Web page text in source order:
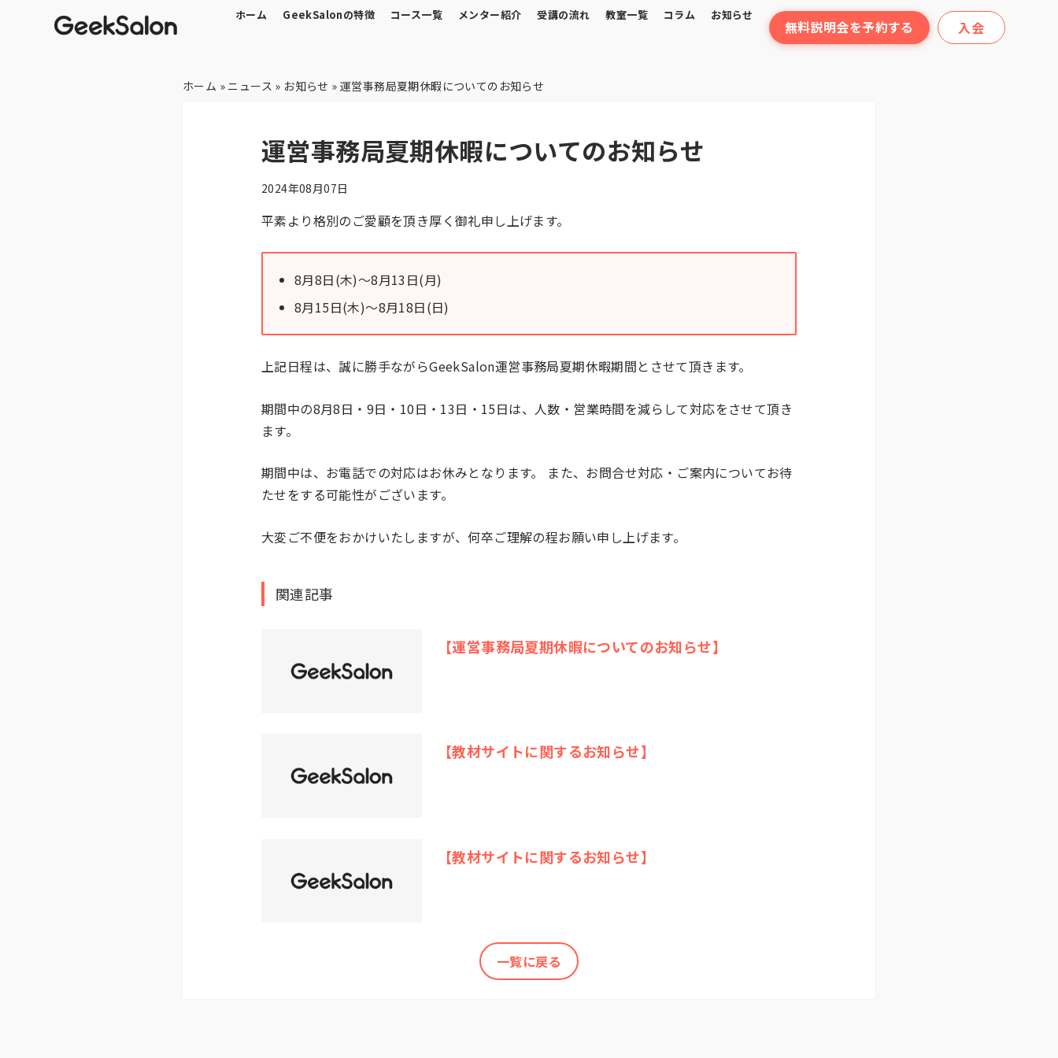
ホーム GeekSalonの特徴 コース一覧 メンター紹介 受講の流れ 教室一覧 コラム お知らせ
無料説明会を予約する 入会
ホーム » ニュース » お知らせ »運営事務局夏期休暇についてのお知らせ
運営事務局夏期休暇についてのお知らせ
2024年08月07日
平素より格別のご愛顧を頂き厚く御礼申し上げます。
8月8日(木)〜8月13日(月)
8月15日(木)〜8月18日(日)
上記日程は、誠に勝手ながらGeekSalon運営事務局夏期休暇期間とさせて頂きます。
期間中の8月8日・9日・10日・13日・15日は、人数・営業時間を減らして対応をさせて頂き
ます。
期間中は、お電話での対応はお休みとなります。 また、お問合せ対応・ご案内についてお待
たせをする可能性がございます。
大変ご不便をおかけいたしますが、何卒ご理解の程お願い申し上げます。
関連記事
【運営事務局夏期休暇についてのお知らせ】
【教材サイトに関するお知らせ】
【教材サイトに関するお知らせ】
一覧に戻る